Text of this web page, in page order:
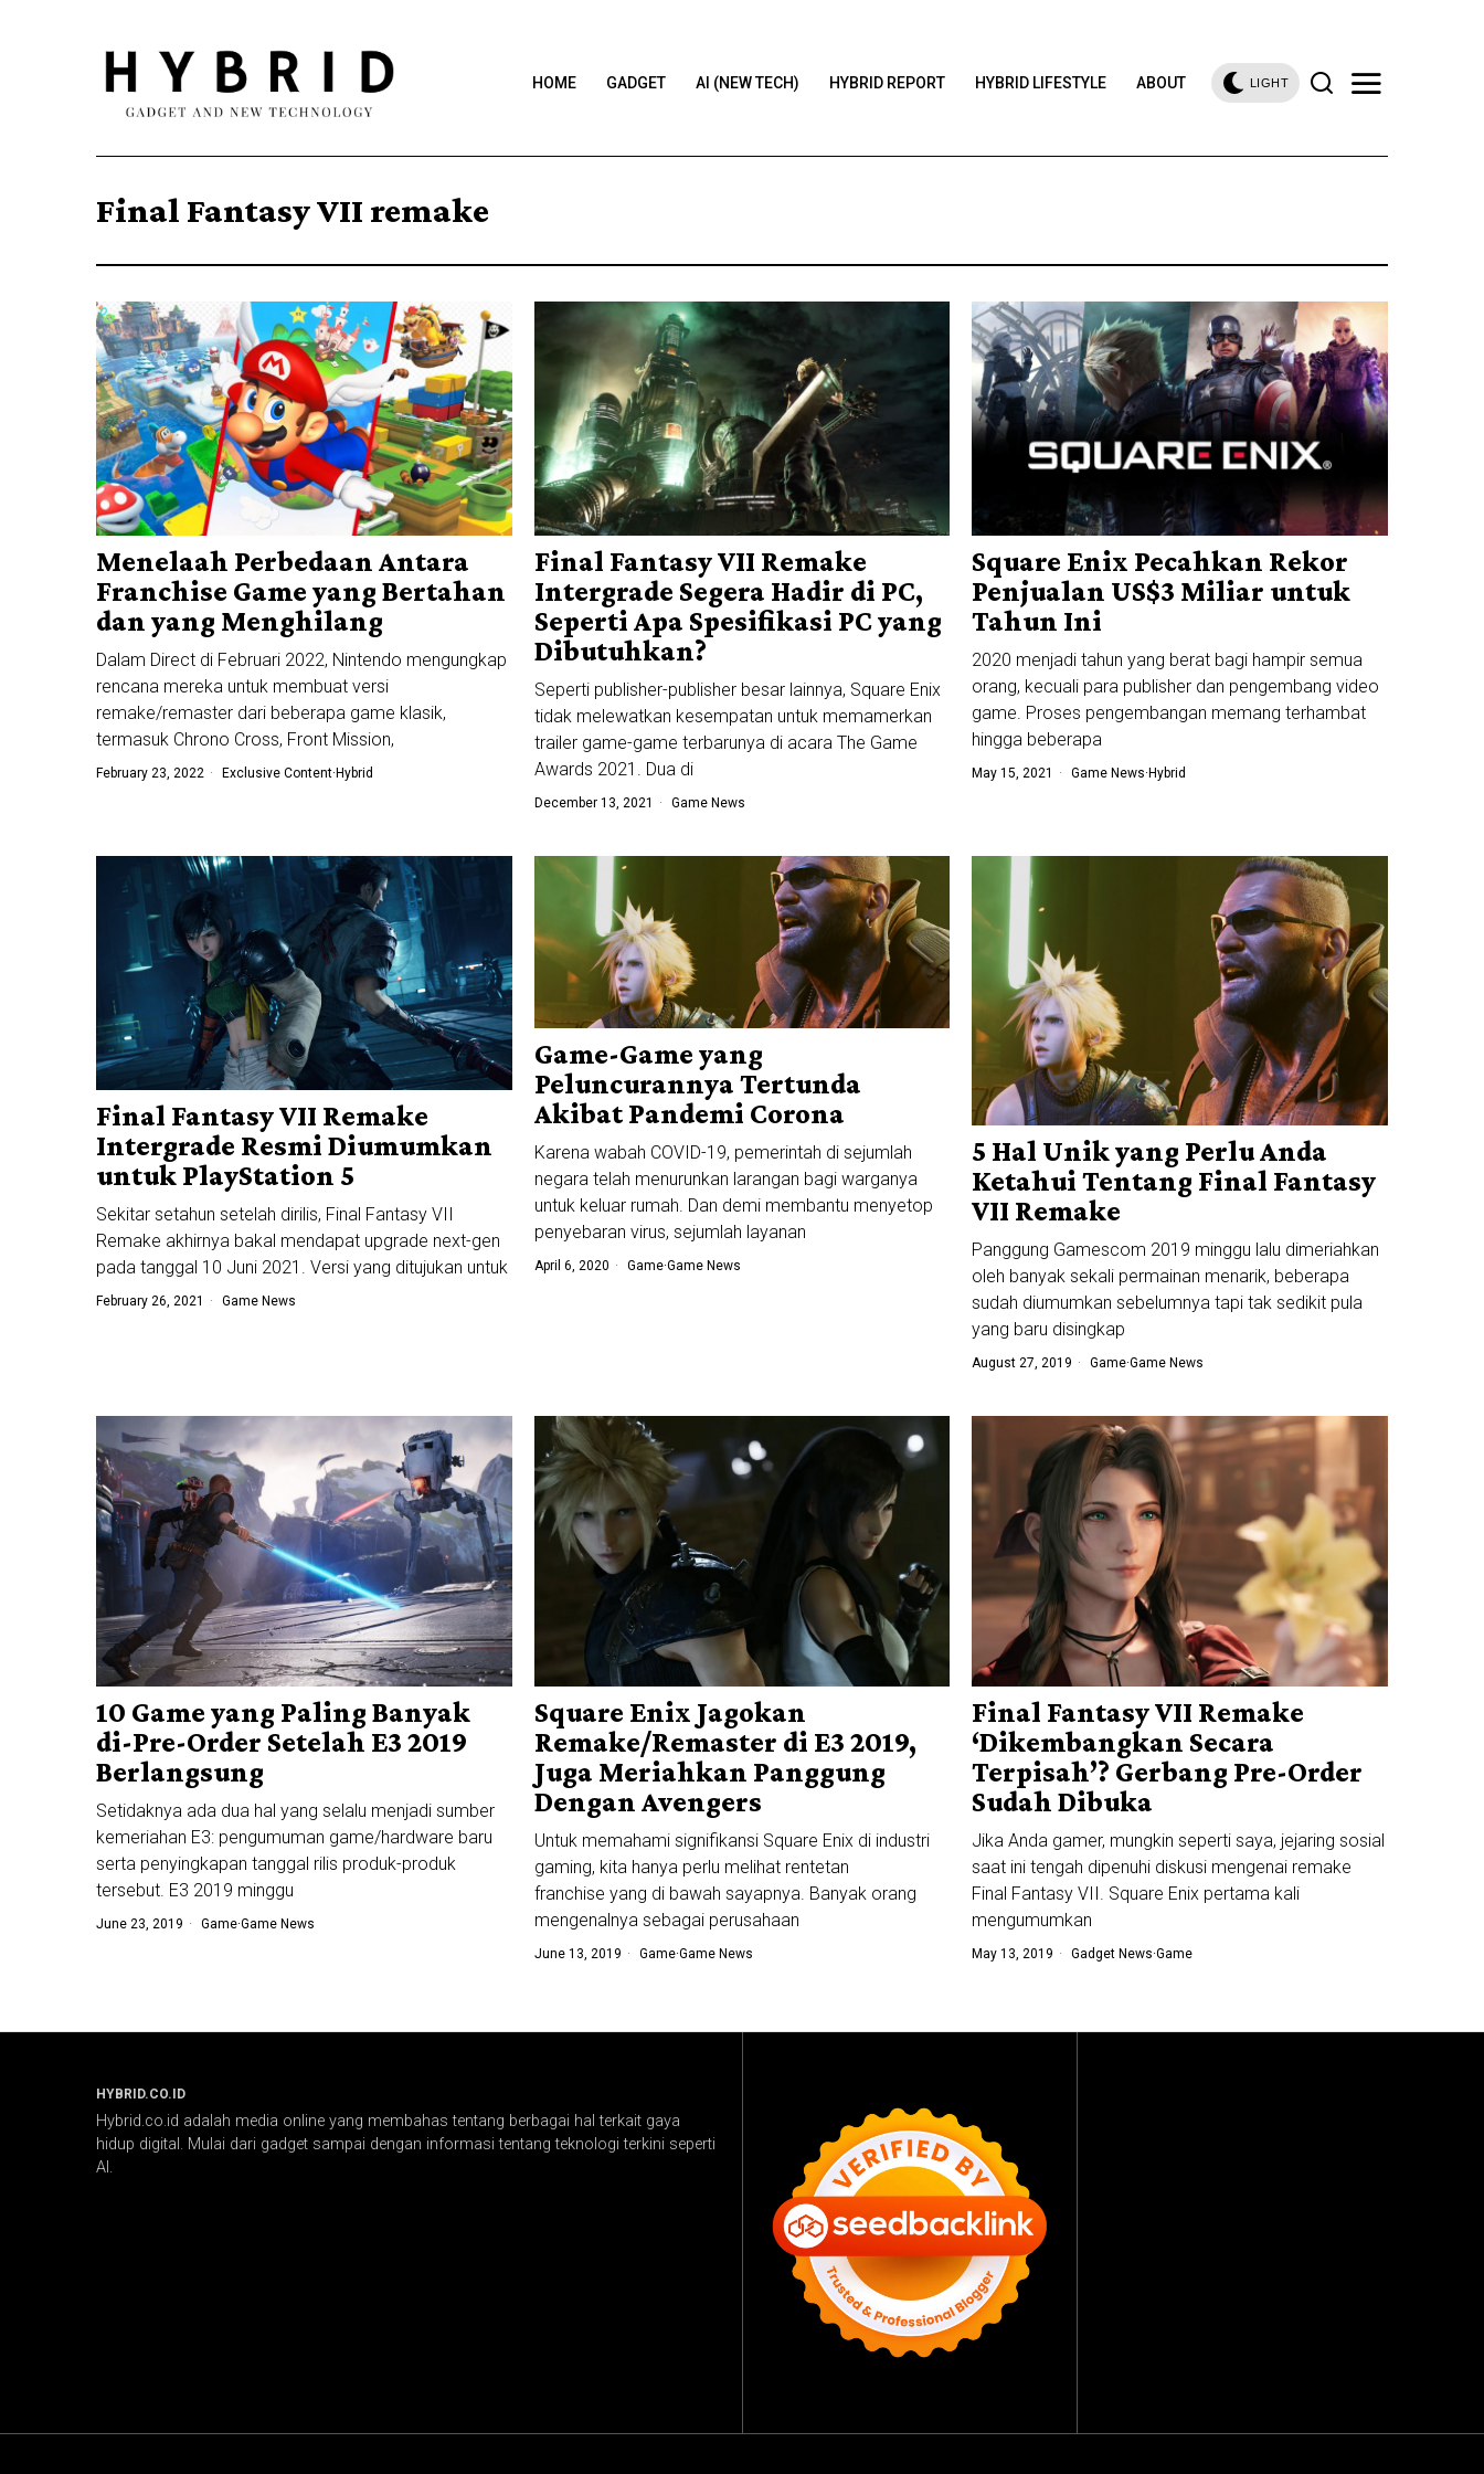
HOME GADGET AI (NEW TECH) HYBRID REPORT HYBRID LIFESTYLE ABOUT LIGHT
Final Fantasy VII remake
Menelaah Perbedaan Antara
Franchise Game yang Bertahan
dan yang Menghilang
Dalam Direct di Februari 2022, Nintendo mengungkap
rencana mereka untuk membuat versi
remake/remaster dari beberapa game klasik,
termasuk Chrono Cross, Front Mission,
February 23, 2022 Exclusive Content·Hybrid
Final Fantasy VII Remake
Intergrade Segera Hadir di PC,
Seperti Apa Spesifikasi PC yang
Dibutuhkan?
Seperti publisher-publisher besar lainnya, Square Enix
tidak melewatkan kesempatan untuk memamerkan
trailer game-game terbarunya di acara The Game
Awards 2021. Dua di
December 13, 2021 Game News
Square Enix Pecahkan Rekor
Penjualan US$3 Miliar untuk
Tahun Ini
2020 menjadi tahun yang berat bagi hampir semua
orang, kecuali para publisher dan pengembang video
game. Proses pengembangan memang terhambat
hingga beberapa
May 15, 2021 Game News·Hybrid
Final Fantasy VII Remake
Intergrade Resmi Diumumkan
untuk PlayStation 5
Sekitar setahun setelah dirilis, Final Fantasy VII
Remake akhirnya bakal mendapat upgrade next-gen
pada tanggal 10 Juni 2021. Versi yang ditujukan untuk
February 26, 2021 Game News
Game-Game yang
Peluncurannya Tertunda
Akibat Pandemi Corona
Karena wabah COVID-19, pemerintah di sejumlah
negara telah menurunkan larangan bagi warganya
untuk keluar rumah. Dan demi membantu menyetop
penyebaran virus, sejumlah layanan
April 6, 2020 Game·Game News
5 Hal Unik yang Perlu Anda
Ketahui Tentang Final Fantasy
VII Remake
Panggung Gamescom 2019 minggu lalu dimeriahkan
oleh banyak sekali permainan menarik, beberapa
sudah diumumkan sebelumnya tapi tak sedikit pula
yang baru disingkap
August 27, 2019 Game·Game News
10 Game yang Paling Banyak
di-Pre-Order Setelah E3 2019
Berlangsung
Setidaknya ada dua hal yang selalu menjadi sumber
kemeriahan E3: pengumuman game/hardware baru
serta penyingkapan tanggal rilis produk-produk
tersebut. E3 2019 minggu
June 23, 2019 Game·Game News
Square Enix Jagokan
Remake/Remaster di E3 2019,
Juga Meriahkan Panggung
Dengan Avengers
Untuk memahami signifikansi Square Enix di industri
gaming, kita hanya perlu melihat rentetan
franchise yang di bawah sayapnya. Banyak orang
mengenalnya sebagai perusahaan
June 13, 2019 Game·Game News
Final Fantasy VII Remake
‘Dikembangkan Secara
Terpisah’? Gerbang Pre-Order
Sudah Dibuka
Jika Anda gamer, mungkin seperti saya, jejaring sosial
saat ini tengah dipenuhi diskusi mengenai remake
Final Fantasy VII. Square Enix pertama kali
mengumumkan
May 13, 2019 Gadget News·Game
HYBRID.CO.ID
Hybrid.co.id adalah media online yang membahas tentang berbagai hal terkait gaya
hidup digital. Mulai dari gadget sampai dengan informasi tentang teknologi terkini seperti
AI.